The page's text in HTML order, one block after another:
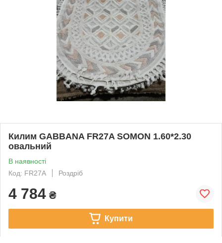
Килим GABBANA FR27A SOMON 1.60*2.30
овальний
В наявності
Код: FR27A
Роздріб
4 784 ₴
Купити